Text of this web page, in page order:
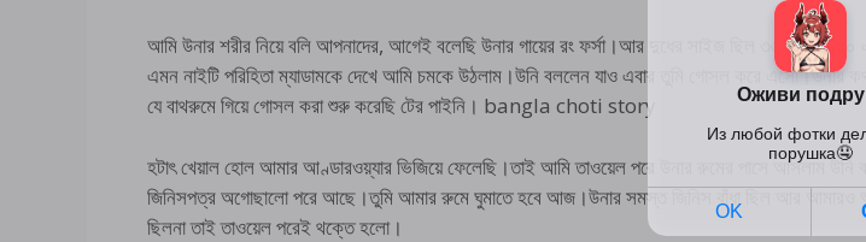
আমি উনার শরীর নিয়ে বলি আপনাদের, আগেই বলেছি উনার গায়ের রং ফর্সা।আর দুধের সাইজ ছিল ৩৬, কোমর ৩০
এমন নাইটি পরিহিতা ম্যাডামকে দেখে আমি চমকে উঠলাম।উনি বললেন যাও এবার তুমি গোসল করে এসো।উনার
যে বাথরুমে গিয়ে গোসল করা শুরু করেছি টের পাইনি। bangla choti story
হটাৎ খেয়াল হোল আমার আণ্ডারওয়্যার ভিজিয়ে ফেলেছি।তাই আমি তাওয়েল পরে উনার রুমের পাসে আসলাম উনি
জিনিসপত্র অগোছালো পরে আছে।তুমি আমার রুমে ঘুমাতে হবে আজ।উনার সমস্ত জিনিস বাঁধা ছিল আর আমারও
ছিলনা তাই তাওয়েল পরেই থক্তে হলো।